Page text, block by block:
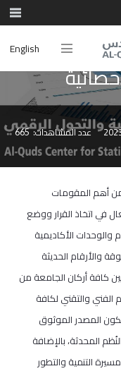
English
عدد المشاهدات: 665
من أهم المقومات
في اتخاذ القرار ووضع
الأكاديمية
والأرقام الحديثة
كافة أركان الجامعة من
الفني والتقني لكافة
المصدر الموثوق
المحدثة، بالإضافة
التنمية والتطور